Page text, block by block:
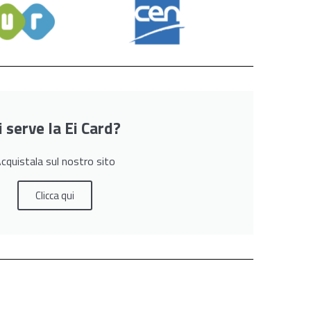
serve la Ei Card?
sul nostro sito
Clicca qui